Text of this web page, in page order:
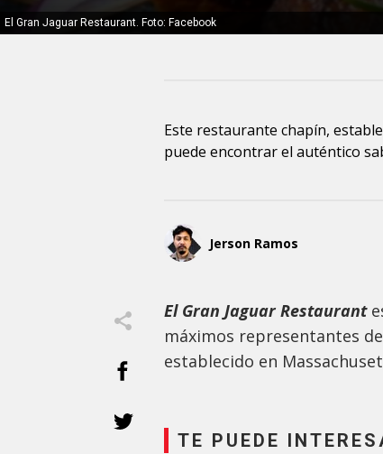
El Gran Jaguar Restaurant. Foto: Facebook
Este restaurante chapín,
puede encontrar el auténtico
Jerson Ramos
El Gran Jaguar Restaurant
máximos representantes
establecido en
TE PUEDE